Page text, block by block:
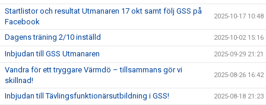
Startlistor och resultat Utmanaren 17 okt samt följ GSS på
Facebook
2025-10-17 10:48
Dagens träning 2/10 inställd 2025-10-02 15:16
Inbjudan till GSS Utmanaren 2025-09-29 21:21
Vandra för ett tryggare Värmdö – tillsammans gör vi
skillnad!
2025-08-26 16:42
Inbjudan till Tävlingsfunktionärsutbildning i GSS! 2025-08-18 21:23